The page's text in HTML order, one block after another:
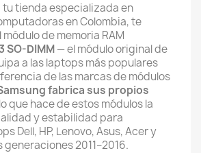
tu tienda especializada en
en Colombia, te
de memoria RAM
SO-DIMM— el módulo original de
a las laptops más populares
de las marcas de módulos
fabrica sus propios
que hace de estos módulos la
y estabilidad para
Dell, HP, Lenovo, Asus, Acer y
generaciones 2011–2016.